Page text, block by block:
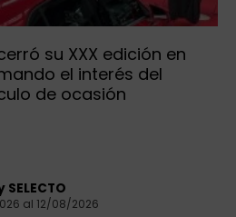
su XXX edición en
el interés del
de ocasión
al 12/08/2026